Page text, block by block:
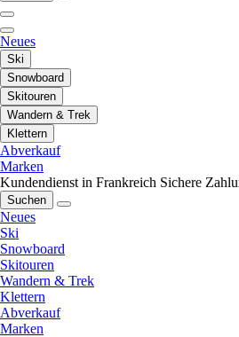
Neues
Ski
Snowboard
Skitouren
Wandern & Trek
Klettern
Abverkauf
Marken
Kundendienst in Frankreich Sichere
Suchen
Neues
Ski
Snowboard
Skitouren
Wandern & Trek
Klettern
Abverkauf
Marken